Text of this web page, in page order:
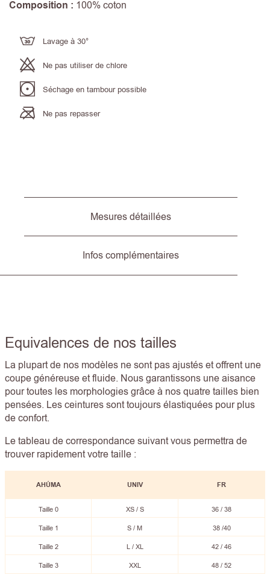
Composition : 100% coton
Lavage à 30°
Ne pas utiliser de chlore
Séchage en tambour possible
Ne pas repasser
Mesures détaillées
Infos complémentaires
Equivalences de nos tailles
La plupart de nos modèles ne sont pas ajustés et offrent une
coupe généreuse et fluide. Nous garantissons une aisance
pour toutes les morphologies grâce à nos quatre tailles bien
pensées. Les ceintures sont toujours élastiquées pour plus
de confort.
Le tableau de correspondance suivant vous permettra de
trouver rapidement votre taille :
AHÚMA UNIV FR
Taille 0 XS / S 36 / 38
Taille 1 S / M 38 /40
Taille 2 L / XL 42 / 46
Taille 3 XXL 48 / 52